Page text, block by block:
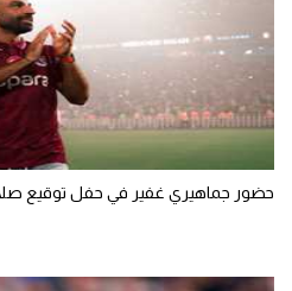
حضور جماهيري غفير في حفل توقيع